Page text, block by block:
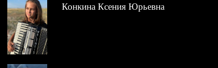
Конкина Ксения Юрьевна